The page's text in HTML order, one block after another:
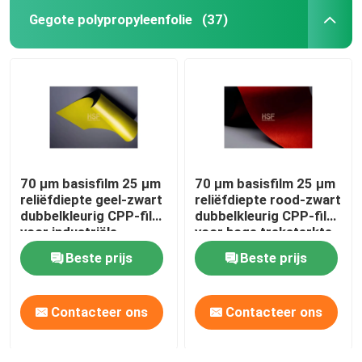
Gegote polypropyleenfolie (37)
70 μm basisfilm 25 μm
reliëfdiepte geel-zwart
dubbelkleurig CPP-film
voor industriële
markering
Beste prijs
Contacteer ons
70 μm basisfilm 25 μm
reliëfdiepte rood-zwart
dubbelkleurig CPP-film
voor hoge treksterkte
en scheurbestendige
verpakkingen
Beste prijs
Contacteer ons